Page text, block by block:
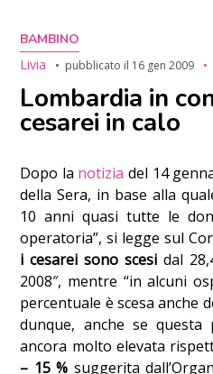
BAMBINO
Livia
pubblicato il 16 gen 2009
Lombardia in
cesarei in calo
Dopo la notizia del 14
della Sera, in base alla
10 anni quasi tutte le
operatoria”, si legge sul
i cesarei sono scesi dal
2008″, mentre “in alcuni
percentuale è scesa anche
dunque, anche se questa
ancora molto elevata
– 15 % suggerita